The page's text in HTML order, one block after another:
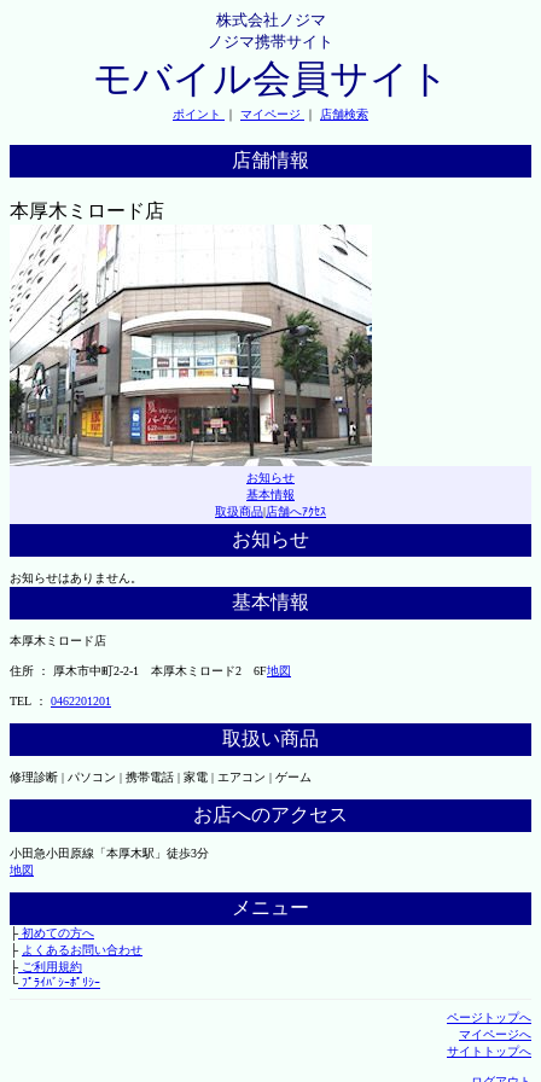
株式会社ノジマ
ノジマ携帯サイト
モバイル会員サイト
ポイント ｜ マイページ ｜ 店舗検索
店舗情報
本厚木ミロード店
お知らせ
基本情報
取扱商品|店舗へｱｸｾｽ
お知らせ
お知らせはありません。
基本情報
本厚木ミロード店
住所 ： 厚木市中町2-2-1 本厚木ミロード2 6F地図
TEL ： 0462201201
取扱い商品
修理診断 | パソコン | 携帯電話 | 家電 | エアコン | ゲーム
お店へのアクセス
小田急小田原線「本厚木駅」徒歩3分
地図
メニュー
├初めての方へ
├ よくあるお問い合わせ
├ご利用規約
└ﾌﾟﾗｲﾊﾞｼｰﾎﾟﾘｼｰ
ページトップへ
マイページへ
サイトトップへ